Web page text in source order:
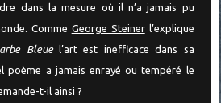
dans la mesure où il n’a jamais pu
Comme George Steinerl’explique
Bleuel’art est inefficace dans sa
poème a jamais enrayé ou tempéré le
t-il ainsi ?